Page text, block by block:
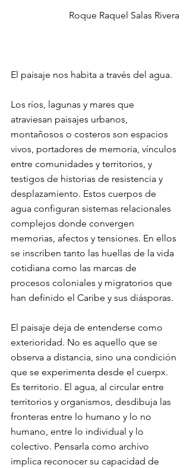
Roque Raquel Salas Rivera
El paisaje nos habita a través del agua.
Los ríos, lagunas y mares que
atraviesan paisajes urbanos,
montañosos o costeros son espacios
vivos, portadores de memoria, vínculos
entre comunidades y territorios, y
testigos de historias de resistencia y
desplazamiento. Estos cuerpos de
agua configuran sistemas relacionales
complejos donde convergen
memorias, afectos y tensiones. En ellos
se inscriben tanto las huellas de la vida
cotidiana como las marcas de
procesos coloniales y migratorios que
han definido el Caribe y sus diásporas.
El paisaje deja de entenderse como
exterioridad. No es aquello que se
observa a distancia, sino una condición
que se experimenta desde el cuerpx.
Es territorio. El agua, al circular entre
territorios y organismos, desdibuja las
fronteras entre lo humano y lo no
humano, entre lo individual y lo
colectivo. Pensarla como archivo
implica reconocer su capacidad de